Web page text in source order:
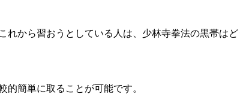
れから習おうとしている人は、少林寺拳法の黒帯は
的簡単に取ることが可能です。